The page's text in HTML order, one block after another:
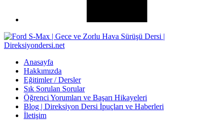
Anasayfa
Hakkımızda
Eğitimler / Dersler
Sık Sorulan Sorular
Öğrenci Yorumları ve Başarı Hikayeleri
Blog | Direksiyon Dersi İpuçları ve Haberleri
İletişim